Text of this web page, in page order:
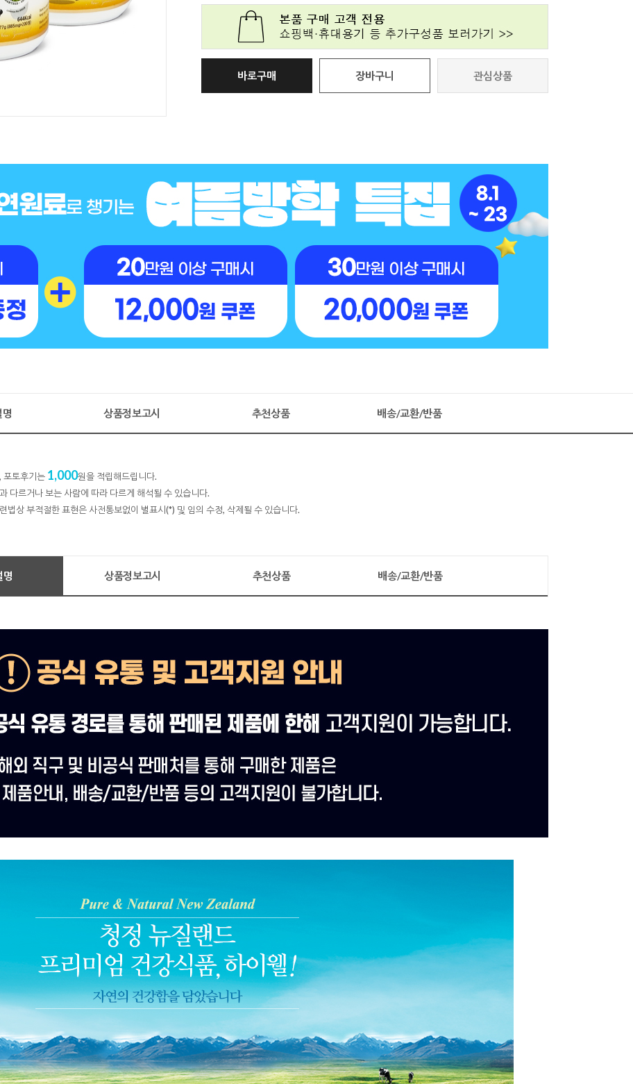
바로구매 장바구니 관심상품
상품정보고시 추천상품 배송/교환/반품
포토후기는 1,000원을 적립해드립니다.
다르거나 보는 사람에 따라 다르게 해석될 수 있습니다.
법상 부적절한 표현은 사전통보없이 별표시(*) 및 임의 수정, 삭제될 수 있습니다.
명 상품정보고시 추천상품 배송/교환/반품